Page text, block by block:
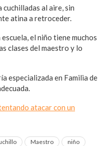
al aire, sin
atina a retroceder.
el niño tiene muchos
clases del maestro y lo
especializada en Familia de
atacar con un
Maestro
niño